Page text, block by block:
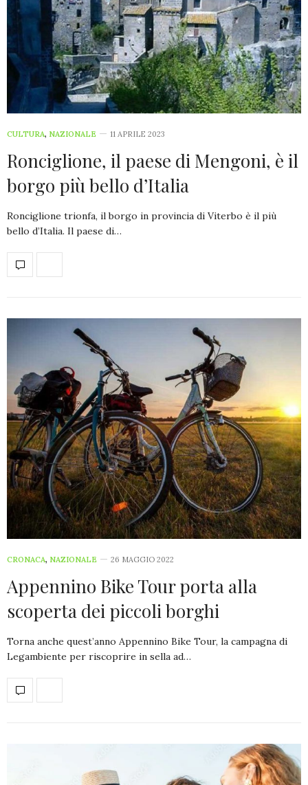
CULTURA, NAZIONALE 11 APRILE 2023
Ronciglione, il paese di Mengoni, è il
borgo più bello d’Italia
Ronciglione trionfa, il borgo in provincia di Viterbo è il più
bello d’Italia. Il paese di…
CRONACA, NAZIONALE 26 MAGGIO 2022
Appennino Bike Tour porta alla
scoperta dei piccoli borghi
Torna anche quest’anno Appennino Bike Tour, la campagna di
Legambiente per riscoprire in sella ad…